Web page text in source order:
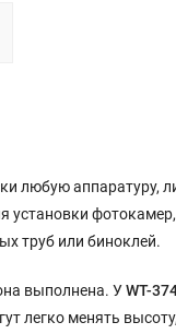
любую аппаратуру,
установки
труб или биноклей.
выполнена. УWT-
менять